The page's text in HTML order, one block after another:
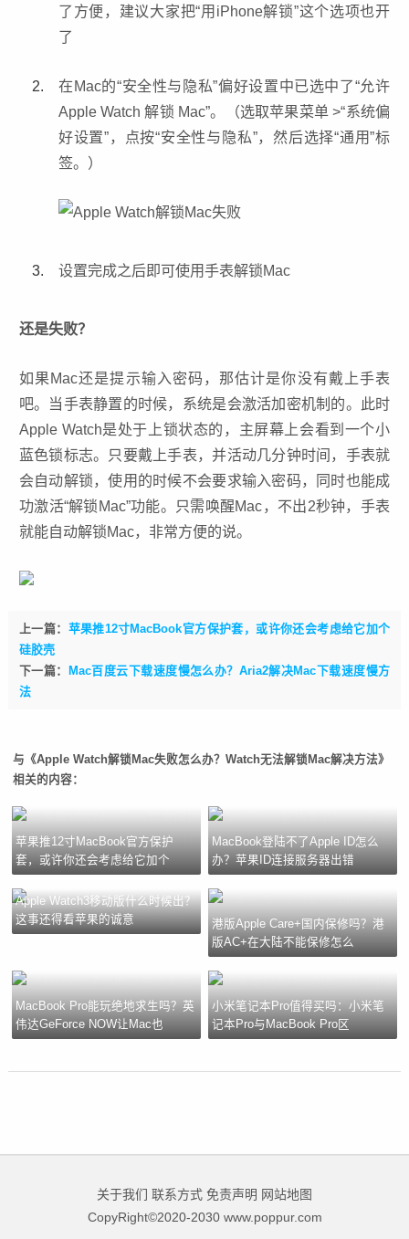
了方便，建议大家把“用iPhone解锁”这个选项也开
了
在Mac的“安全性与隐私”偏好设置中已选中了“允许
Apple Watch 解锁 Mac”。（选取苹果菜单 >“系统偏
好设置”，点按“安全性与隐私”，然后选择“通用”标
签。）
设置完成之后即可使用手表解锁Mac
还是失败？
如果Mac还是提示输入密码，那估计是你没有戴上手表
吧。当手表静置的时候，系统是会激活加密机制的。此时
Apple Watch是处于上锁状态的，主屏幕上会看到一个小
蓝色锁标志。只要戴上手表，并活动几分钟时间，手表就
会自动解锁，使用的时候不会要求输入密码，同时也能成
功激活“解锁Mac”功能。只需唤醒Mac，不出2秒钟，手表
就能自动解锁Mac，非常方便的说。
上一篇： 苹果推12寸MacBook官方保护套，或许你还会考虑给它加个
硅胶壳
下一篇：
Mac百度云下载速度慢怎么办？Aria2解决Mac下载速度慢方
法
与《Apple Watch解锁Mac失败怎么办？Watch无法解锁Mac解决方法》
相关的内容：
苹果推12寸MacBook官方保护
套，或许你还会考虑给它加个
MacBook登陆不了Apple ID怎么
办？苹果ID连接服务器出错
Apple Watch3移动版什么时候出？
这事还得看苹果的诚意
港版Apple Care+国内保修吗？港
版AC+在大陆不能保修怎么
MacBook Pro能玩绝地求生吗？英
伟达GeForce NOW让Mac也
小米笔记本Pro值得买吗：小米笔
记本Pro与MacBook Pro区
关于我们 联系方式 免责声明 网站地图
CopyRight©2020-2030 www.poppur.com